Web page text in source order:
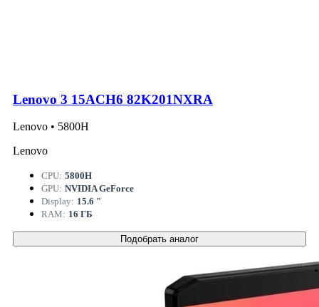
Lenovo 3 15ACH6 82K201NXRA
Lenovo • 5800H
Lenovo
CPU: 5800H
GPU: NVIDIA GeForce
Display: 15.6 "
RAM: 16 ГБ
Подобрать аналог